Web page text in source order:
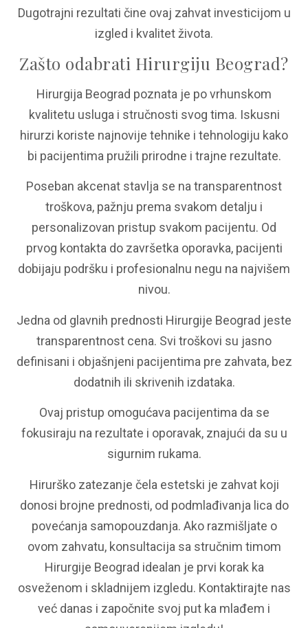
Dugotrajni rezultati čine ovaj zahvat investicijom u
izgled i kvalitet života.
Zašto odabrati Hirurgiju Beograd?
Hirurgija Beograd poznata je po vrhunskom
kvalitetu usluga i stručnosti svog tima. Iskusni
hirurzi koriste najnovije tehnike i tehnologiju kako
bi pacijentima pružili prirodne i trajne rezultate.
Poseban akcenat stavlja se na transparentnost
troškova, pažnju prema svakom detalju i
personalizovan pristup svakom pacijentu. Od
prvog kontakta do završetka oporavka, pacijenti
dobijaju podršku i profesionalnu negu na najvišem
nivou.
Jedna od glavnih prednosti Hirurgije Beograd jeste
transparentnost cena. Svi troškovi su jasno
definisani i objašnjeni pacijentima pre zahvata, bez
dodatnih ili skrivenih izdataka.
Ovaj pristup omogućava pacijentima da se
fokusiraju na rezultate i oporavak, znajući da su u
sigurnim rukama.
Hirurško zatezanje čela estetski je zahvat koji
donosi brojne prednosti, od podmlađivanja lica do
povećanja samopouzdanja. Ako razmišljate o
ovom zahvatu, konsultacija sa stručnim timom
Hirurgije Beograd idealan je prvi korak ka
osveženom i skladnijem izgledu. Kontaktirajte nas
već danas i započnite svoj put ka mlađem i